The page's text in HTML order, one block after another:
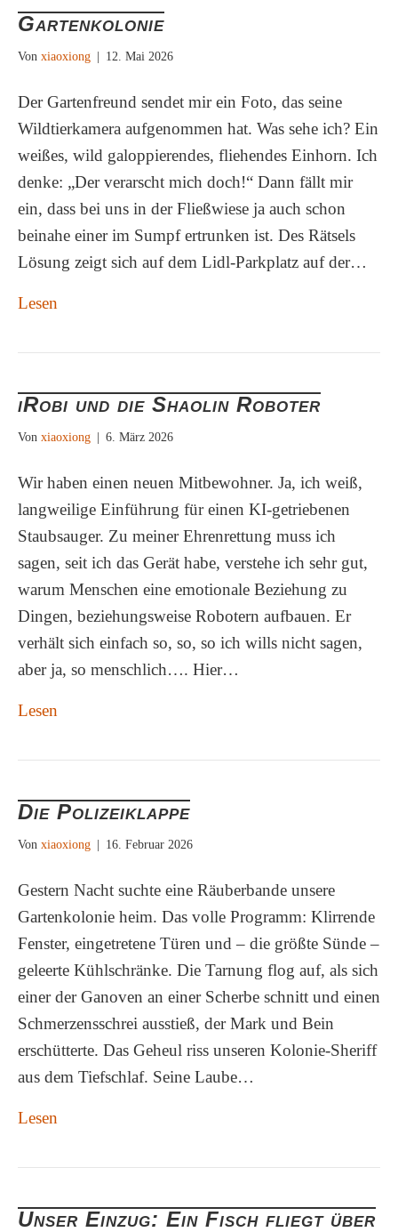
Gartenkolonie
Von xiaoxiong 12. Mai 2026
Der Gartenfreund sendet mir ein Foto, das seine
Wildtierkamera aufgenommen hat. Was sehe ich? Ein
weißes, wild galoppierendes, fliehendes Einhorn. Ich
denke: „Der verarscht mich doch!“ Dann fällt mir
ein, dass bei uns in der Fließwiese ja auch schon
beinahe einer im Sumpf ertrunken ist. Des Rätsels
Lösung zeigt sich auf dem Lidl-Parkplatz auf der…
Lesen
iRobi und die Shaolin Roboter
Von xiaoxiong 6. März 2026
Wir haben einen neuen Mitbewohner. Ja, ich weiß,
langweilige Einführung für einen KI-getriebenen
Staubsauger. Zu meiner Ehrenrettung muss ich
sagen, seit ich das Gerät habe, verstehe ich sehr gut,
warum Menschen eine emotionale Beziehung zu
Dingen, beziehungsweise Robotern aufbauen. Er
verhält sich einfach so, so, so ich wills nicht sagen,
aber ja, so menschlich…. Hier…
Lesen
Die Polizeiklappe
Von xiaoxiong 16. Februar 2026
Gestern Nacht suchte eine Räuberbande unsere
Gartenkolonie heim. Das volle Programm: Klirrende
Fenster, eingetretene Türen und – die größte Sünde –
geleerte Kühlschränke. Die Tarnung flog auf, als sich
einer der Ganoven an einer Scherbe schnitt und einen
Schmerzensschrei ausstieß, der Mark und Bein
erschütterte. Das Geheul riss unseren Kolonie-Sheriff
aus dem Tiefschlaf. Seine Laube…
Lesen
Unser Einzug: Ein Fisch fliegt über